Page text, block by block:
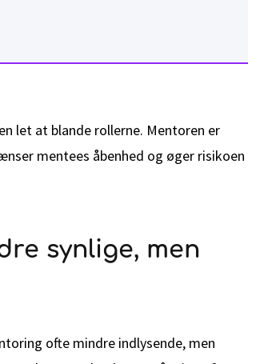
let at blande rollerne. Mentoren er
mentees åbenhed og øger risikoen
synlige, men
ofte mindre indlysende, men